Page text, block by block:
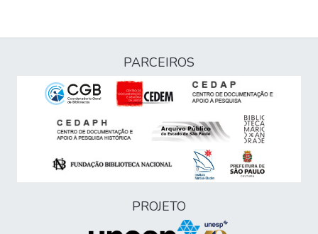
PARCEIROS
PROJETO